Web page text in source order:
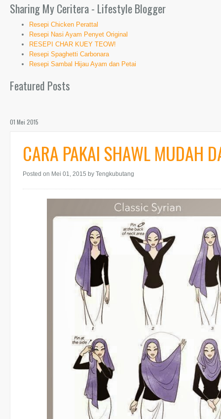
Sharing My Ceritera - Lifestyle Blogger
Resepi Chicken Perattal
Resepi Nasi Ayam Penyet Original
RESEPI CHAR KUEY TEOW!
Resepi Spaghetti Carbonara
Resepi Sambal Hijau Ayam dan Petai
Featured Posts
01 Mei 2015
CARA PAKAI SHAWL MUDAH
Posted on Mei 01, 2015 by Tengkubutang